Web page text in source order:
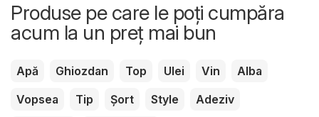
Produse pe care le poți cumpăra
acum la un preț mai bun
Apă Ghiozdan Top Ulei Vin
Alba
Vopsea
Tip Șort Style
Adeziv